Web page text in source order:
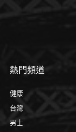
熱門頻道
健康
台灣
男士